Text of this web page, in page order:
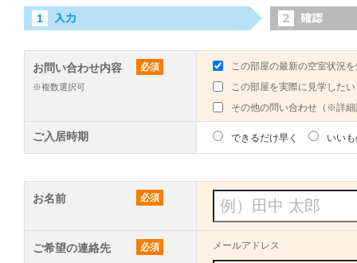
お問い合わせ内容 必須
※複数選択可
この部屋の最新の空室状況
この部屋を実際に見学したい
その他の問い合わせ（※詳
ご入居時期 できるだけ早く いい
お名前 必須
ご希望の連絡先 必須 メールアドレス